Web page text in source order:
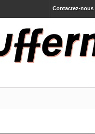
Contactez-nous